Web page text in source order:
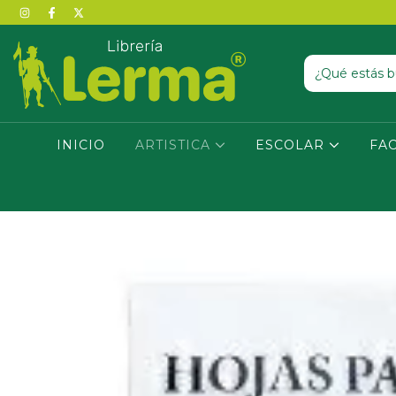
INICIO ARTISTICA ESCOLAR